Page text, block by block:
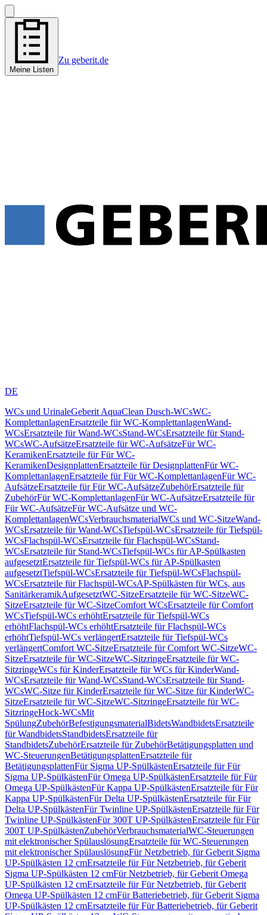
Meine Listen
Zu geberit.de
DE
WCs und UrinaleGeberit AquaClean Dusch-WCsWC-
KomplettanlagenErsatzteile für WC-KomplettanlagenWand-
WCsErsatzteile für Wand-WCsStand-WCsErsatzteile für Stand-
WCsWC-AufsätzeErsatzteile für WC-AufsätzeFür WC-
KeramikenErsatzteile für Für WC-
KeramikenDesignplattenErsatzteile für DesignplattenFür WC-
KomplettanlagenErsatzteile für Für WC-KomplettanlagenFür WC-
AufsätzeErsatzteile für Für WC-AufsätzeZubehörErsatzteile für
ZubehörFür WC-KomplettanlagenFür WC-AufsätzeErsatzteile für
Für WC-AufsätzeFür WC-Aufsätze und WC-
KomplettanlagenWCsVerbrauchsmaterialWCs und WC-SitzeWand-
WCsErsatzteile für Wand-WCsTiefspül-WCsErsatzteile für Tiefspül-
WCsFlachspül-WCsErsatzteile für Flachspül-WCsStand-
WCsErsatzteile für Stand-WCsTiefspül-WCs für AP-Spülkasten
aufgesetztErsatzteile für Tiefspül-WCs für AP-Spülkasten
aufgesetztTiefspül-WCsErsatzteile für Tiefspül-WCsFlachspül-
WCsErsatzteile für Flachspül-WCsAP-Spülkästen für WCs, aus
SanitärkeramikAufgesetztWC-SitzeErsatzteile für WC-SitzeWC-
SitzeErsatzteile für WC-SitzeComfort WCsErsatzteile für Comfort
WCsTiefspül-WCs erhöhtErsatzteile für Tiefspül-WCs
erhöhtFlachspül-WCs erhöhtErsatzteile für Flachspül-WCs
erhöhtTiefspül-WCs verlängertErsatzteile für Tiefspül-WCs
verlängertComfort WC-SitzeErsatzteile für Comfort WC-SitzeWC-
SitzeErsatzteile für WC-SitzeWC-SitzringeErsatzteile für WC-
SitzringeWCs für KinderErsatzteile für WCs für KinderWand-
WCsErsatzteile für Wand-WCsStand-WCsErsatzteile für Stand-
WCsWC-Sitze für KinderErsatzteile für WC-Sitze für KinderWC-
SitzeErsatzteile für WC-SitzeWC-SitzringeErsatzteile für WC-
SitzringeHock-WCsMit
SpülungZubehörBefestigungsmaterialBidetsWandbidetsErsatzteile
für WandbidetsStandbidetsErsatzteile für
StandbidetsZubehörErsatzteile für ZubehörBetätigungsplatten und
WC-SteuerungenBetätigungsplattenErsatzteile für
BetätigungsplattenFür Sigma UP-SpülkästenErsatzteile für Für
Sigma UP-SpülkästenFür Omega UP-SpülkästenErsatzteile für Für
Omega UP-SpülkästenFür Kappa UP-SpülkästenErsatzteile für Für
Kappa UP-SpülkästenFür Delta UP-SpülkästenErsatzteile für Für
Delta UP-SpülkästenFür Twinline UP-SpülkästenErsatzteile für Für
Twinline UP-SpülkästenFür 300T UP-SpülkästenErsatzteile für Für
300T UP-SpülkästenZubehörVerbrauchsmaterialWC-Steuerungen
mit elektronischer SpülauslösungErsatzteile für WC-Steuerungen
mit elektronischer SpülauslösungFür Netzbetrieb, für Geberit Sigma
UP-Spülkästen 12 cmErsatzteile für Für Netzbetrieb, für Geberit
Sigma UP-Spülkästen 12 cmFür Netzbetrieb, für Geberit Omega
UP-Spülkästen 12 cmErsatzteile für Für Netzbetrieb, für Geberit
Omega UP-Spülkästen 12 cmFür Batteriebetrieb, für Geberit Sigma
UP-Spülkästen 12 cmErsatzteile für Für Batteriebetrieb, für Geberit